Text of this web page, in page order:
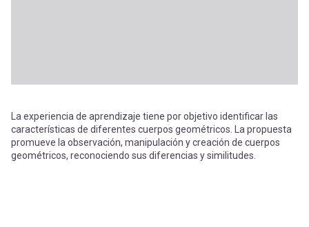
La experiencia de aprendizaje tiene por objetivo identificar las
características de diferentes cuerpos geométricos. La propuesta
promueve la observación, manipulación y creación de cuerpos
geométricos, reconociendo sus diferencias y similitudes.